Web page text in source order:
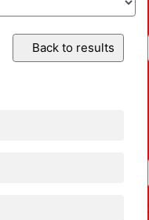
Back to results